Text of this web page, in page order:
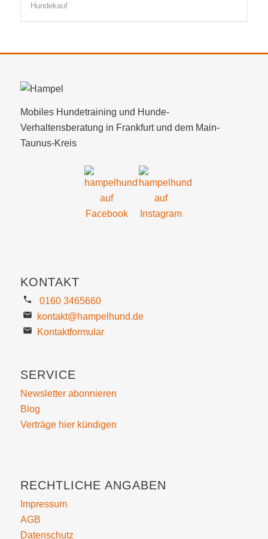
Hundekauf
Mobiles Hundetraining und Hunde-
Verhaltensberatung in Frankfurt und dem Main-
Taunus-Kreis
KONTAKT
0160 3465660
kontakt@hampelhund.de
Kontaktformular
SERVICE
Newsletter abonnieren
Blog
Verträge hier kündigen
RECHTLICHE ANGABEN
Impressum
AGB
Datenschutz